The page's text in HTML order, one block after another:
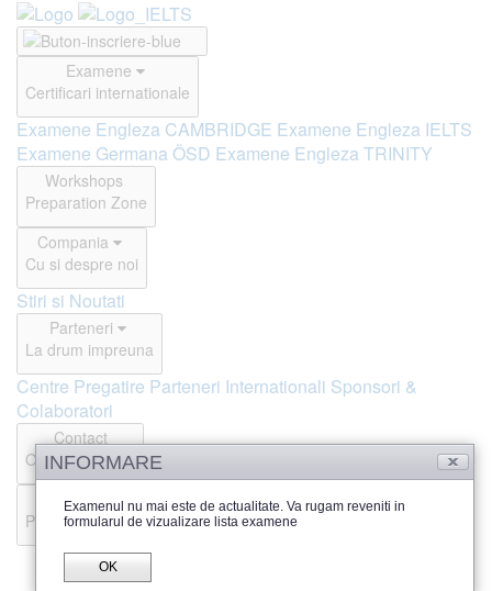
Examene
Certificari internationale
Examene Engleza CAMBRIDGE Examene Engleza IELTS
Examene Germana ÖSD Examene Engleza TRINITY
Workshops
Preparation Zone
Compania
Cu si despre noi
Stiri si Noutati
Parteneri
La drum impreuna
Centre Pregatire Parteneri Internationali Sponsori &
Colaboratori
Contact
Offline si Online
Recenzii
Parerea publicului
INFORMARE
Examenul nu mai este de actualitate. Va rugam reveniti in
formularul de vizualizare lista examene
OK